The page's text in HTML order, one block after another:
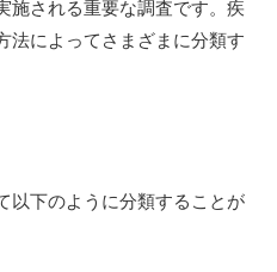
施される重要な調査です。疾
法によってさまざまに分類す
以下のように分類することが